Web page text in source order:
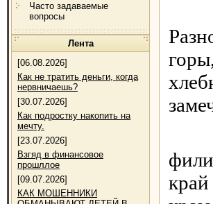
Часто задаваемые
вопросы
Лента
[06.08.2026]
Как не тратить деньги, когда
нервничаешь?
[30.07.2026]
Как подростку накопить на
мечту.
[23.07.2026]
Взгяд в финансовое
прошллое
[09.07.2026]
КАК МОШЕННИКИ
20